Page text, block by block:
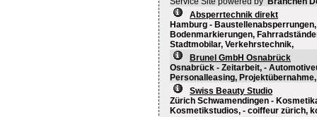
Absperrtechnik direkt
Hamburg -
Bodenmarkierungen,
Stadtmobilar, Verkehrstechnik,
Brunel GmbH Osnabrück
Osnabrück - Zeitarbeit, -
Personalleasing,
Swiss Beauty Studio
Zürich Schwamendingen -
Kosmetikstudios, - coiffeur zürich,